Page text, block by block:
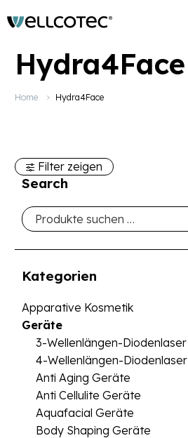
Hydra4Face
Home Hydra4Face
Filter zeigen
Search
Kategorien
Apparative Kosmetik
Geräte
3-Wellenlängen-Diodenlaser
4-Wellenlängen-Diodenlaser
Anti Aging Geräte
Anti Cellulite Geräte
Aquafacial Geräte
Body Shaping Geräte